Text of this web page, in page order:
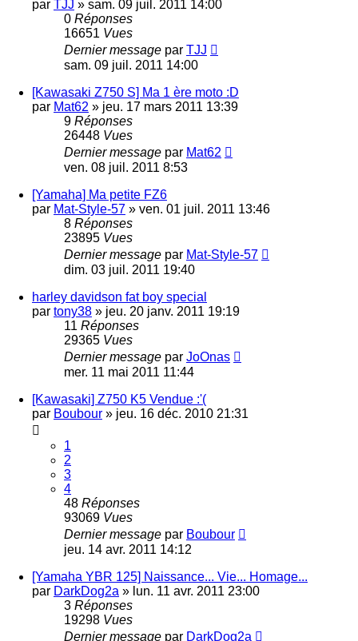
par TJJ » sam. 09 juil. 2011 14:00
0 Réponses
16651 Vues
Dernier message par TJJ
sam. 09 juil. 2011 14:00
[Kawasaki Z750 S] Ma 1 ère moto :D
par Mat62 » jeu. 17 mars 2011 13:39
9 Réponses
26448 Vues
Dernier message par Mat62
ven. 08 juil. 2011 8:53
[Yamaha] Ma petite FZ6
par Mat-Style-57 » ven. 01 juil. 2011 13:46
8 Réponses
23895 Vues
Dernier message par Mat-Style-57
dim. 03 juil. 2011 19:40
harley davidson fat boy special
par tony38 » jeu. 20 janv. 2011 19:19
11 Réponses
29365 Vues
Dernier message par JoOnas
mer. 11 mai 2011 11:44
[Kawasaki] Z750 K5 Vendue :'(
par Boubour » jeu. 16 déc. 2010 21:31
1
2
3
4
48 Réponses
93069 Vues
Dernier message par Boubour
jeu. 14 avr. 2011 14:12
[Yamaha YBR 125] Naissance... Vie... Homage...
par DarkDog2a » lun. 11 avr. 2011 23:00
3 Réponses
19298 Vues
Dernier message par DarkDog2a